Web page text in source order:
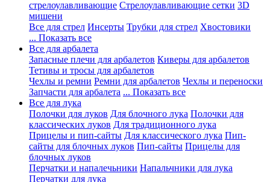
стрелоулавливающие Стрелоулавливающие сетки 3D
мишени
Все для стрел Инсерты Трубки для стрел Хвостовики
... Показать все
Все для арбалета
Запасные плечи для арбалетов Киверы для арбалетов
Тетивы и тросы для арбалетов
Чехлы и ремни Ремни для арбалетов Чехлы и переноски
Запчасти для арбалета ... Показать все
Все для лука
Полочки для луков Для блочного лука Полочки для
классических луков Для традиционного лука
Прицелы и пип-сайты Для классического лука Пип-
сайты для блочных луков Пип-сайты Прицелы для
блочных луков
Перчатки и напалечьники Напальчники для лука
Перчатки для лука